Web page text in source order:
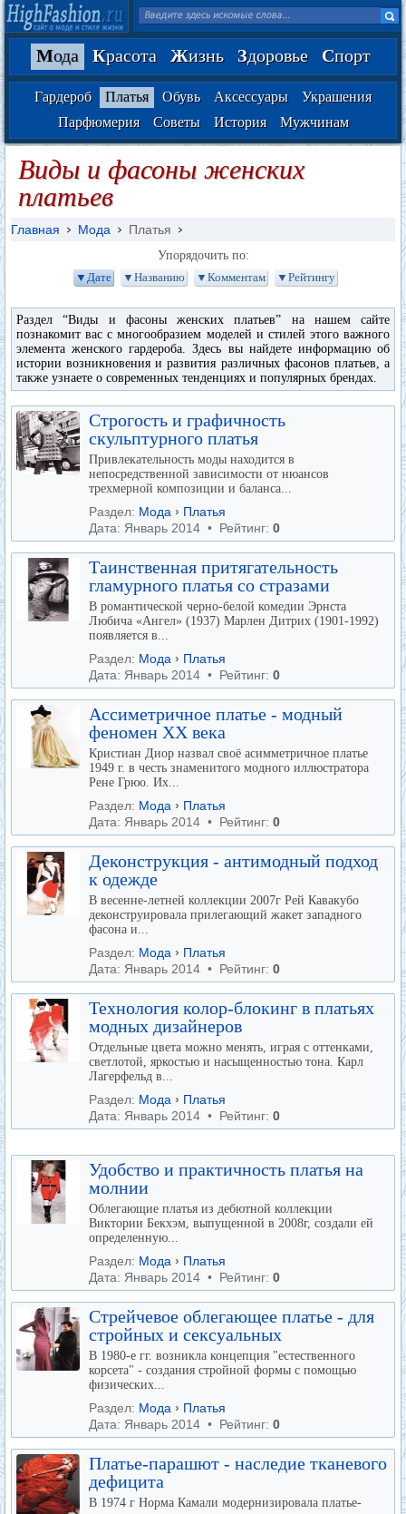
Мода Красота Жизнь Здоровье Спорт
Гардероб Платья Обувь Аксессуары
Украшения
Парфюмерия
Советы История Мужчинам
Виды и фасоны женских
платьев
Главная Мода Платья
Упорядочить по:
▼Дате
▼Названию ▼Комментам ▼Рейтингу
Раздел “Виды и фасоны женских платьев” на нашем сайте
познакомит вас с многообразием моделей и стилей этого важного
элемента женского гардероба. Здесь вы найдете информацию об
истории возникновения и развития различных фасонов платьев, а
также узнаете о современных тенденциях и популярных брендах.
Строгость и графичность
скульптурного платья
Привлекательность моды находится в
непосредственной зависимости от нюансов
трехмерной композиции и баланса...
Раздел: Мода › Платья
Дата: Январь 2014 • Рейтинг: 0
Таинственная притягательность
гламурного платья со стразами
В романтической черно-белой комедии Эрнста
Любича «Ангел» (1937) Марлен Дитрих (1901-1992)
появляется в...
Раздел: Мода › Платья
Дата: Январь 2014 • Рейтинг: 0
Ассиметричное платье - модный
феномен XX века
Кристиан Диор назвал своё асимметричное платье
1949 г. в честь знаменитого модного иллюстратора
Рене Грюо. Их...
Раздел: Мода › Платья
Дата: Январь 2014 • Рейтинг: 0
Деконструкция - антимодный подход
к одежде
В весенне-летней коллекции 2007г Рей Кавакубо
деконструировала прилегающий жакет западного
фасона и...
Раздел: Мода › Платья
Дата: Январь 2014 • Рейтинг: 0
Технология колор-блокинг в платьях
модных дизайнеров
Отдельные цвета можно менять, играя с оттенками,
светлотой, яркостью и насыщенностью тона. Карл
Лагерфельд в...
Раздел: Мода › Платья
Дата: Январь 2014 • Рейтинг: 0
Удобство и практичность платья на
молнии
Облегающие платья из дебютной коллекции
Виктории Бекхэм, выпущенной в 2008г, создали ей
определенную...
Раздел: Мода › Платья
Дата: Январь 2014 • Рейтинг: 0
Стрейчевое облегающее платье - для
стройных и сексуальных
В 1980-е гг. возникла концепция "естественного
корсета" - создания стройной формы с помощью
физических...
Раздел: Мода › Платья
Дата: Январь 2014 • Рейтинг: 0
Платье-парашют - наследие тканевого
дефицита
В 1974 г Норма Камали модернизировала платье-